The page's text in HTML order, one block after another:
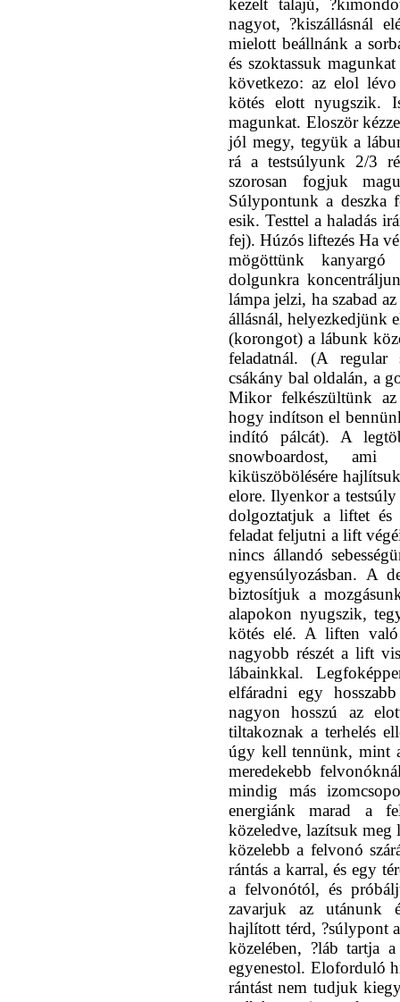
kezelt talajú,
nagyot, ?kiszállásnál
mielott beállnánk a
és szoktassuk
következo: az elol
kötés elott nyugszik.
magunkat. Eloször
jól megy, tegyük a
rá a testsúlyunk 2/3
szorosan fogjuk
Súlypontunk a deszka
esik. Testtel a haladás
fej). Húzós liftezés Ha
mögöttünk
dolgunkra
lámpa jelzi, ha szabad
állásnál, helyezkedjünk
(korongot) a lábunk
feladatnál. (A regular
csákány bal oldalán, a
Mikor felkészültünk
hogy indítson el
indító pálcát). A
snowboardost,
kiküszöbölésére
elore. Ilyenkor a
dolgoztatjuk a liftet és
feladat feljutni a lift
nincs állandó
egyensúlyozásban. A
biztosítjuk a
alapokon nyugszik,
kötés elé. A liften
nagyobb részét a lift
lábainkkal.
elfáradni egy
nagyon hosszú az
tiltakoznak a terhelés
úgy kell tennünk, mint
meredekebb
mindig más
energiánk marad a
közeledve, lazítsuk meg
közelebb a felvonó
rántás a karral, és egy
a felvonótól, és
zavarjuk az utánunk
hajlított térd, ?súlypont
közelében, ?láb tartja
egyenestol. Eloforduló
rántást nem tudjuk